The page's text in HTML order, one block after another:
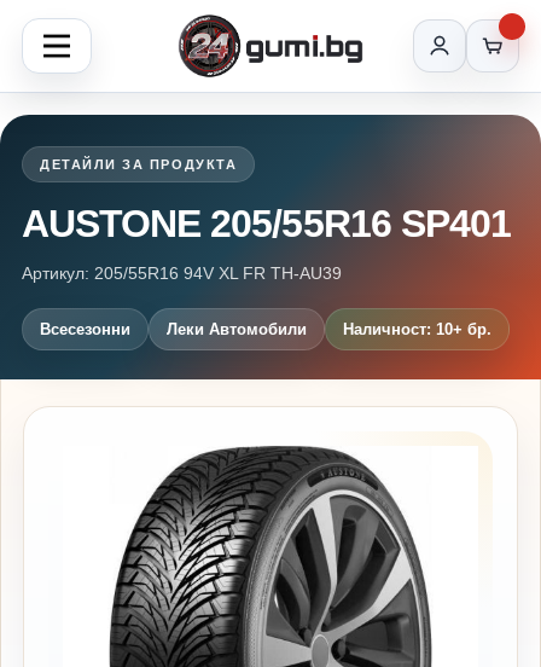
ДЕТАЙЛИ ЗА ПРОДУКТА
AUSTONE 205/55R16 SP401
Артикул: 205/55R16 94V XL FR TH-AU39
Всесезонни Леки Автомобили Наличност: 10+ бр.